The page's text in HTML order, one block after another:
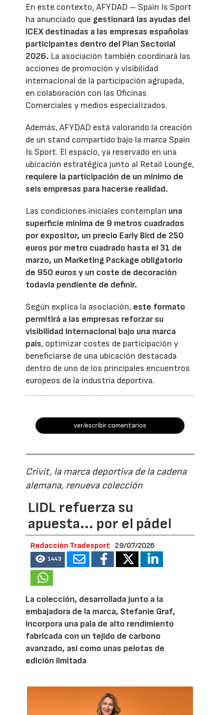
En este contexto, AFYDAD – Spain Is Sport
ha anunciado que gestionará las ayudas del
ICEX destinadas a las empresas españolas
participantes dentro del Plan Sectorial
2026. La asociación también coordinará las
acciones de promoción y visibilidad
internacional de la participación agrupada,
en colaboración con las Oficinas
Comerciales y medios especializados.
Además, AFYDAD está valorando la creación
de un stand compartido bajo la marca Spain
Is Sport. El espacio, ya reservado en una
ubicación estratégica junto al Retail Lounge,
requiere la participación de un mínimo de
seis empresas para hacerse realidad.
Las condiciones iniciales contemplan una
superficie mínima de 9 metros cuadrados
por expositor, un precio Early Bird de 250
euros por metro cuadrado hasta el 31 de
marzo, un Marketing Package obligatorio
de 950 euros y un coste de decoración
todavía pendiente de definir.
Según explica la asociación, este formato
permitirá a las empresas reforzar su
visibilidad internacional bajo una marca
país, optimizar costes de participación y
beneficiarse de una ubicación destacada
dentro de uno de los principales encuentros
europeos de la industria deportiva.
ver/escribir comentarios
Crivit, la marca deportiva de la cadena
alemana, renueva colección
LIDL refuerza su
apuesta... por el pádel
Redacción Tradesport 29/07/2026
1443
La colección, desarrollada junto a la
embajadora de la marca, Stefanie Graf,
incorpora una pala de alto rendimiento
fabricada con un tejido de carbono
avanzado, así como unas pelotas de
edición limitada